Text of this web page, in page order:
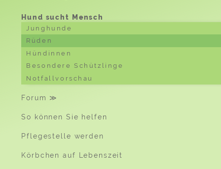
Hund sucht Mensch
Junghunde
Rüden
Hündinnen
Besondere Schützlinge
Notfallvorschau
Forum ≫
So können Sie helfen
Pflegestelle werden
Körbchen auf Lebenszeit